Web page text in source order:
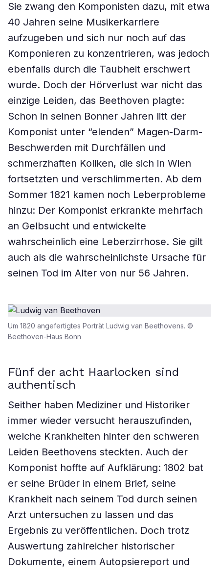
Sie zwang den Komponisten dazu, mit etwa
40 Jahren seine Musikerkarriere
aufzugeben und sich nur noch auf das
Komponieren zu konzentrieren, was jedoch
ebenfalls durch die Taubheit erschwert
wurde. Doch der Hörverlust war nicht das
einzige Leiden, das Beethoven plagte:
Schon in seinen Bonner Jahren litt der
Komponist unter “elenden” Magen-Darm-
Beschwerden mit Durchfällen und
schmerzhaften Koliken, die sich in Wien
fortsetzten und verschlimmerten. Ab dem
Sommer 1821 kamen noch Leberprobleme
hinzu: Der Komponist erkrankte mehrfach
an Gelbsucht und entwickelte
wahrscheinlich eine Leberzirrhose. Sie gilt
auch als die wahrscheinlichste Ursache für
seinen Tod im Alter von nur 56 Jahren.
Um 1820 angefertigtes Porträt Ludwig van Beethovens. ©
Beethoven-Haus Bonn
Fünf der acht Haarlocken sind
authentisch
Seither haben Mediziner und Historiker
immer wieder versucht herauszufinden,
welche Krankheiten hinter den schweren
Leiden Beethovens steckten. Auch der
Komponist hoffte auf Aufklärung: 1802 bat
er seine Brüder in einem Brief, seine
Krankheit nach seinem Tod durch seinen
Arzt untersuchen zu lassen und das
Ergebnis zu veröffentlichen. Doch trotz
Auswertung zahlreicher historischer
Dokumente, einem Autopsiereport und